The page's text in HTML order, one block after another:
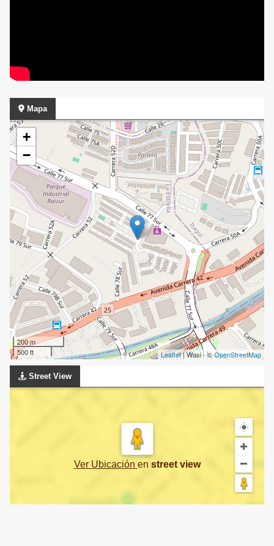
Mapa
+
−
200 m
500 ft
Leaflet| Wasi - ©OpenStreetMap
Street View
Ver Ubicación en street view